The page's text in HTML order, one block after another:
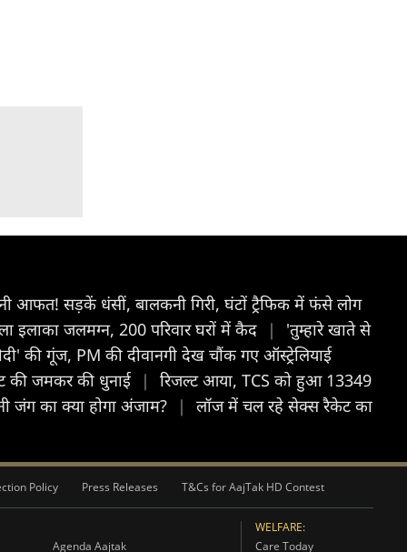
आफत! सड़कें धंसीं, बालकनी गिरी, घंटों ट्रैफिक में फंसे लोग
इलाका जलमग्न, 200 परिवार घरों में कैद |
'तुम्हारे खाते से
की गूंज, PM की दीवानगी देख चौंक गए ऑस्ट्रेलियाई
की जमकर की धुनाई |
रिजल्ट आया, TCS को हुआ 13349
जंग का क्या होगा अंजाम? |
लॉज में चल रहे सेक्स रैकेट का
Policy Press Releases T&Cs for AajTak HD Contest
Agenda Aajtak
WELFARE:
Care Today